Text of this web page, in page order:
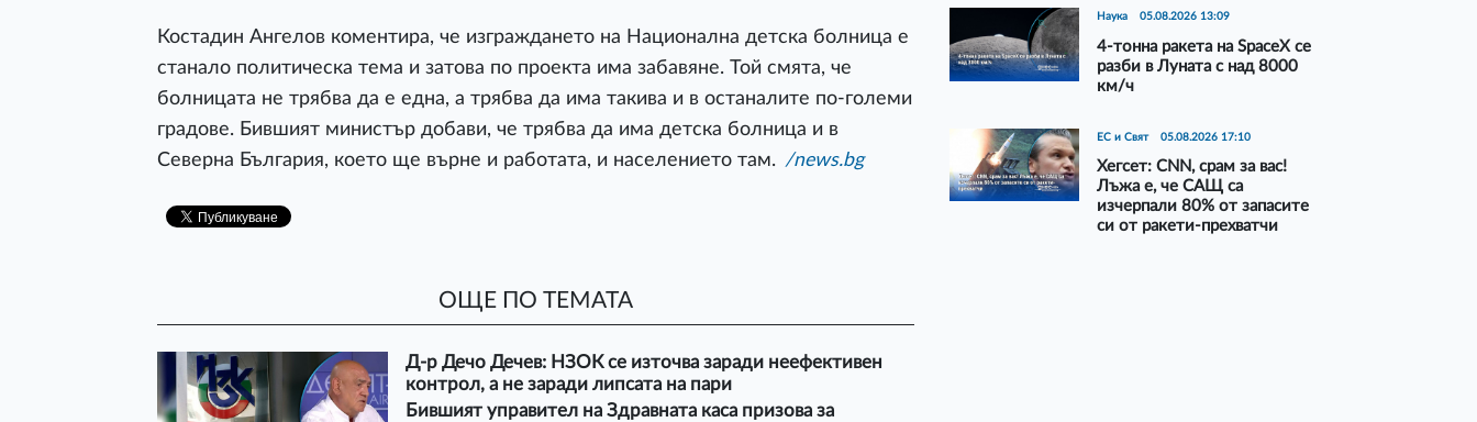
Костадин Ангелов коментира, че изграждането на Национална детска болница е
станало политическа тема и затова по проекта има забавяне. Той смята, че
болницата не трябва да е една, а трябва да има такива и в останалите по-големи
градове. Бившият министър добави, че трябва да има детска болница и в
Северна България, което ще върне и работата, и населението там. /news.bg
ОЩЕ ПО ТЕМАТА
Д-р Дечо Дечев: НЗОК се източва заради неефективен
контрол, а не заради липсата на пари
Бившият управител на Здравната каса призова за
Наука 05.08.2026 13:09
4-тонна ракета на SpaceX се
разби в Луната с над 8000
км/ч
ЕС и Свят 05.08.2026 17:10
Хегсет: CNN, срам за вас!
Лъжа е, че САЩ са
изчерпали 80% от запасите
си от ракети-прехватчи